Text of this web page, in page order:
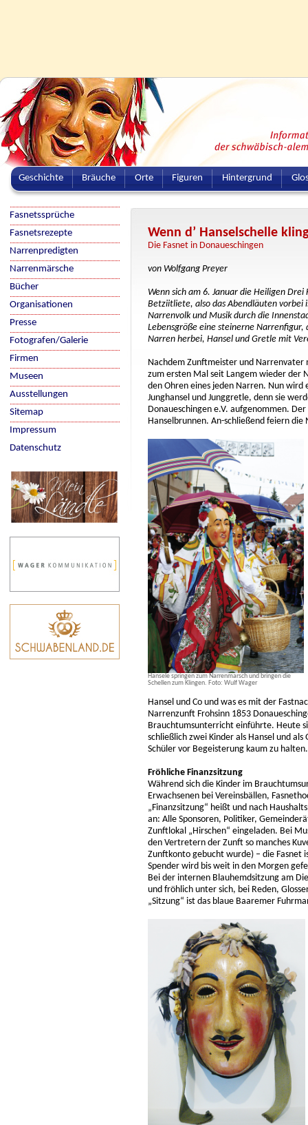
Geschichte Bräuche Orte Figuren Hintergrund
Wenn d’ Hanselschelle
Die Fasnet in Donaueschingen
von Wolfgang Preyer
Wenn sich am 6. Januar die Heiligen Drei
Betziitliete, also das Abendläuten
Narrenvolk und Musik durch die
Lebensgröße eine steinerne Narrenfigur,
Narren herbei, Hansel und Gretle mit
Nachdem Zunftmeister und Narrenvater
zum ersten Mal seit Langem wieder der
den Ohren eines jeden Narren. Nun wird
Junghansel und Junggretle, denn sie
Donaueschingen e.V. aufgenommen.
Hanselbrunnen. An-schließend feiern
Hansele springen zum Narrenmarsch und bringen die
Schellen zum Klingen. Foto: Wulf Wager
Hansel und Co und was es mit der
Narrenzunft Frohsinn 1853
Brauchtumsunterricht einführte. Heute
schließlich zwei Kinder als Hansel und
Schüler vor Begeisterung kaum zu halten.
Fröhliche Finanzsitzung
Während sich die Kinder im
Erwachsenen bei Vereinsbällen,
„Finanzsitzung“ heißt und nach
an: Alle Sponsoren, Politiker,
Zunftlokal „Hirschen“ eingeladen. Bei
den Vertretern der Zunft so manches
Zunftkonto gebucht wurde) – die Fasnet
Spender wird bis weit in den Morgen
Bei der internen Blauhemdsitzung am
und fröhlich unter sich, bei Reden,
„Sitzung“ ist das blaue Baaremer
Fasnetssprüche
Fasnetsrezepte
Narrenpredigten
Narrenmärsche
Bücher
Organisationen
Presse
Fotografen/Galerie
Firmen
Museen
Ausstellungen
Sitemap
Impressum
Datenschutz